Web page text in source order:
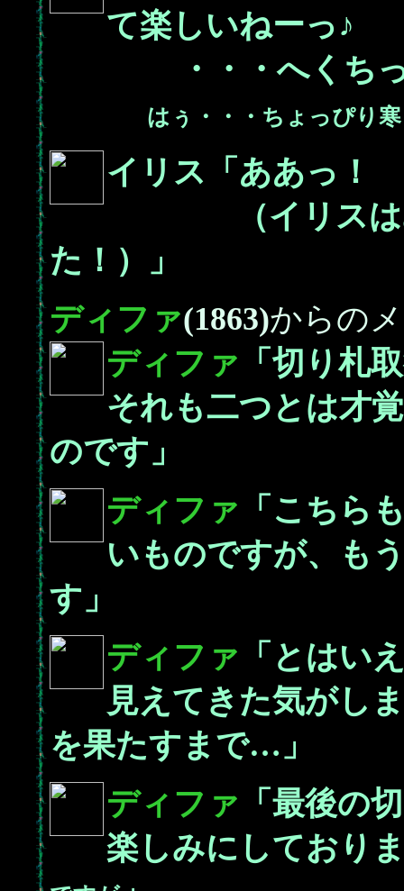
て楽しいねーっ♪
・・・へくちっ
はぅ・・・ちょっぴり
イリス「ああっ！
（イリスはみ
た！）」
ディファ(1863)からの
ディファ 「切り札
それも二つとは才
のです」
ディファ 「こちら
いものですが、も
す」
ディファ 「とはい
見えてきた気がし
を果たすまで…」
ディファ 「最後の
楽しみにしており